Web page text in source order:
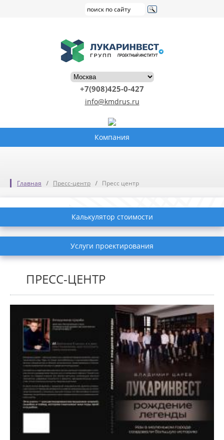
+7(908)425-0-427
info@kmdrus.ru
Компания
Главная Пресс-центр Пресс центр
Калькулятор стоимости
Услуги проектирования
ПРЕСС-ЦЕНТР